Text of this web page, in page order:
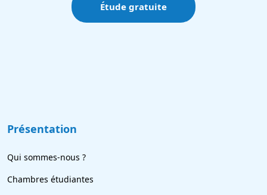
Étude gratuite
Présentation
Qui sommes-nous ?
Chambres étudiantes